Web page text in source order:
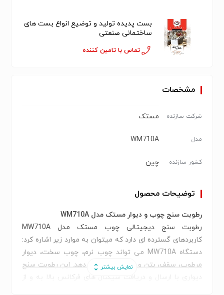
بست پدیده تولید و توضیع انواع بست های
ساختمانی صنعتی
تماس با تامین کننده
مشخصات
شرکت سازنده مستک
مدل WM710A
کشور سازنده چین
توضیحات محصول
رطوبت سنج چوب و دیوار مستک مدل WM710A
رطوبت سنج دیجیتالی چوب مستک مدل MW710A
کاربردهای گسترده ای دارد که میتوان به موارد زیر اشاره کرد:
دستگاه MW710A می تواند چوب نرم، چوب سخت، دیوار
مرطوب، سقف، بتن و غیره را تشخیص دهد. این رطوبت سنج
دیواری با ارسال و دریافت سیگنال های فرکانس بالا به و از